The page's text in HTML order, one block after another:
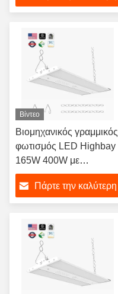
Βίντεο
Βιομηχανικός γραμμικός
φωτισμός LED Highbay
165W 400W με
λειτουργία Dimming και
5000K φωτεινό λευκό
φως ιδανικό για
Πάρτε την καλύτερη